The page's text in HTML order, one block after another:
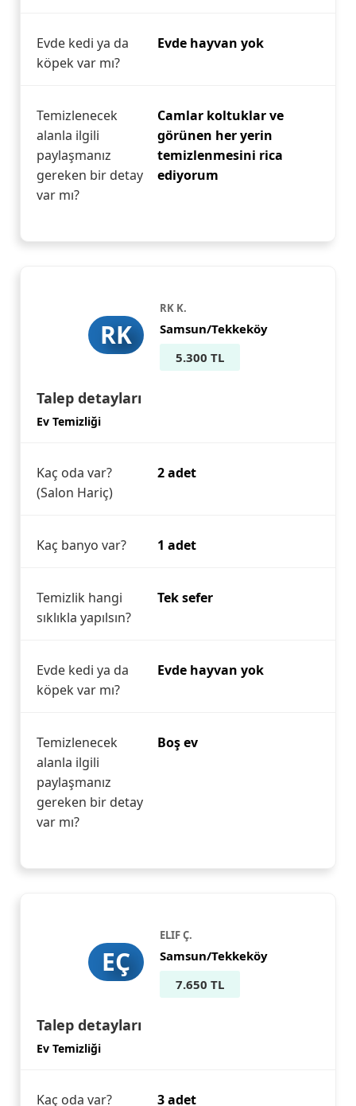
Evde kedi ya da
köpek var mı?
Evde hayvan yok
Temizlenecek
alanla ilgili
paylaşmanız
gereken bir detay
var mı?
Camlar koltuklar ve
görünen her yerin
temizlenmesini rica
ediyorum
RK
RK K.
Samsun/Tekkeköy
5.300 TL
Talep detayları
Ev Temizliği
Kaç oda var?
(Salon Hariç)
2 adet
Kaç banyo var? 1 adet
Temizlik hangi
sıklıkla yapılsın?
Tek sefer
Evde kedi ya da
köpek var mı?
Evde hayvan yok
Temizlenecek
alanla ilgili
paylaşmanız
gereken bir detay
var mı?
Boş ev
EÇ
ELIF Ç.
Samsun/Tekkeköy
7.650 TL
Talep detayları
Ev Temizliği
Kaç oda var?
3 adet